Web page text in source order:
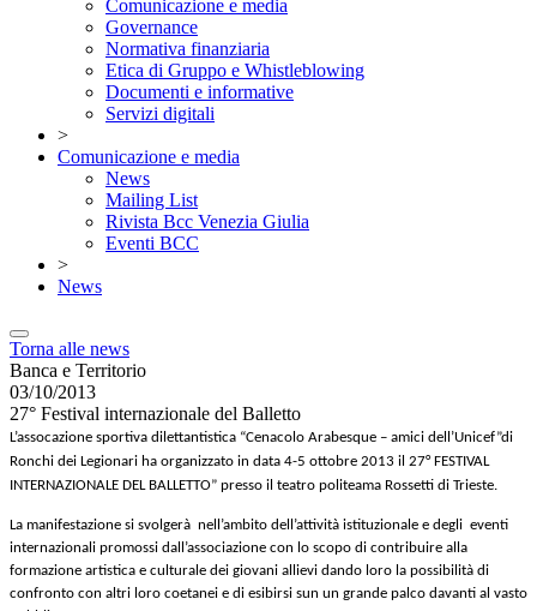
Comunicazione e media
Governance
Normativa finanziaria
Etica di Gruppo e Whistleblowing
Documenti e informative
Servizi digitali
>
Comunicazione e media
News
Mailing List
Rivista Bcc Venezia Giulia
Eventi BCC
>
News
Torna alle news
Banca e Territorio
03/10/2013
27° Festival internazionale del Balletto
L’assocazione sportiva dilettantistica “Cenacolo Arabesque – amici dell’Unicef”di
Ronchi dei Legionari ha organizzato in data 4-5 ottobre 2013 il 27° FESTIVAL
INTERNAZIONALE DEL BALLETTO” presso il teatro politeama Rossetti di Trieste.
La manifestazione si svolgerà nell’ambito dell’attività istituzionale e degli eventi
internazionali promossi dall’associazione con lo scopo di contribuire alla
formazione artistica e culturale dei giovani allievi dando loro la possibilità di
confronto con altri loro coetanei e di esibirsi sun un grande palco davanti al vasto